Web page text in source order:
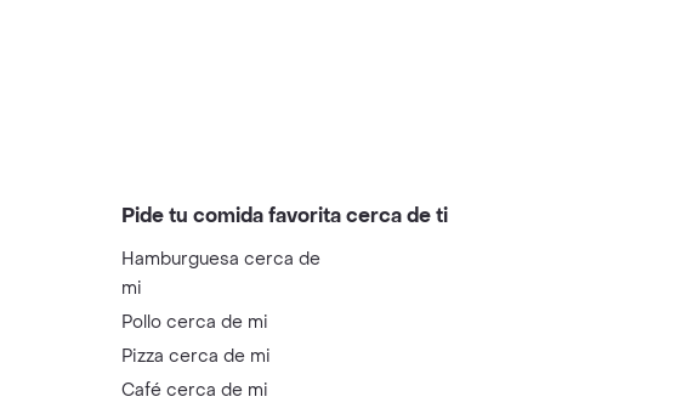
Pide tu comida favorita cerca de ti
Hamburguesa cerca de
mi
Pollo cerca de mi
Pizza cerca de mi
Café cerca de mi